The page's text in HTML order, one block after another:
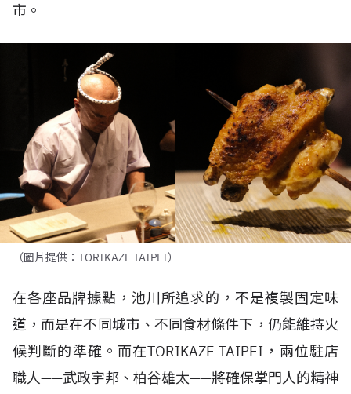
市。
（圖片提供：TORIKAZE TAIPEI）
在各座品牌據點，池川所追求的，不是複製固定味
道，而是在不同城市、不同食材條件下，仍能維持火
候判斷的準確。而在TORIKAZE TAIPEI ，兩位駐店
職人——武政宇邦、柏谷雄太——將確保掌門人的精神